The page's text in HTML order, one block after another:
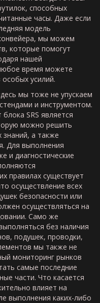
способных
часы. Даже если
модель
мы можем
которые помогут
нашей
время можете
усилий.
мы тоже не упускаем
и инструментом.
SRS является
можно решить
знаний, а также
Для выполнения
и диагностические
правилах существует
осуществление всех
безопасности или
осуществляться на
Само же
без наличия
подушек, проводки,
мы также не
мониторинг рынков
самые последние
части. Что касается
влияет на
выполнения каких-либо